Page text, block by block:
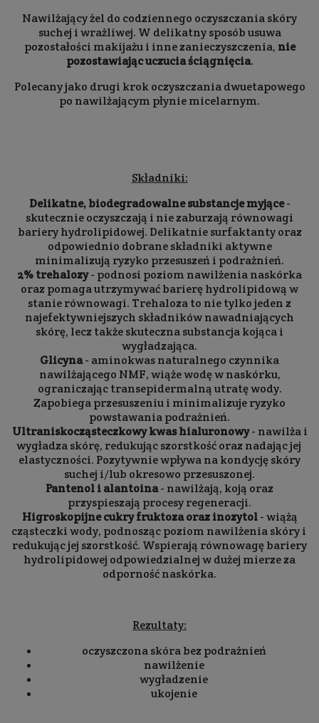
Nawilżający żel do codziennego oczyszczania skóry
suchej i wrażliwej. W delikatny sposób usuwa
pozostałości makijażu i inne zanieczyszczenia, nie
pozostawiając uczucia ściągnięcia.
Polecany jako drugi krok oczyszczania dwuetapowego
po nawilżającym płynie micelarnym.
Składniki:
Delikatne, biodegradowalne substancje myjące-
skutecznie oczyszczają i nie zaburzają równowagi
bariery hydrolipidowej. Delikatnie surfaktanty oraz
odpowiednio dobrane składniki aktywne
minimalizują ryzyko przesuszeń i podrażnień.
2% trehalozy- podnosi poziom nawilżenia naskórka
oraz pomaga utrzymywać barierę hydrolipidową w
stanie równowagi. Trehaloza to nie tylko jeden z
najefektywniejszych składników nawadniających
skórę, lecz także skuteczna substancja kojąca i
wygładzająca.
Glicyna- aminokwas naturalnego czynnika
nawilżającego NMF, wiąże wodę w naskórku,
ograniczając transepidermalną utratę wody.
Zapobiega przesuszeniu i minimalizuje ryzyko
powstawania podrażnień.
Ultraniskocząsteczkowy kwas hialuronowy- nawilża i
wygładza skórę, redukując szorstkość oraz nadając jej
elastyczności. Pozytywnie wpływa na kondycję skóry
suchej i/lub okresowo przesuszonej.
Pantenol i alantoina- nawilżają, koją oraz
przyspieszają procesy regeneracji.
Higroskopijne cukry fruktoza oraz inozytol- wiążą
cząsteczki wody, podnosząc poziom nawilżenia skóry i
redukując jej szorstkość. Wspierają równowagę bariery
hydrolipidowej odpowiedzialnej w dużej mierze za
odporność naskórka.
Rezultaty:
oczyszczona skóra bez podrażnień
nawilżenie
wygładzenie
ukojenie